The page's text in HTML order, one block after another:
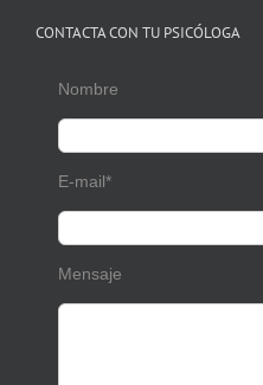
CONTACTA CON TU PSICÓLOGA
Nombre
E-mail*
Mensaje